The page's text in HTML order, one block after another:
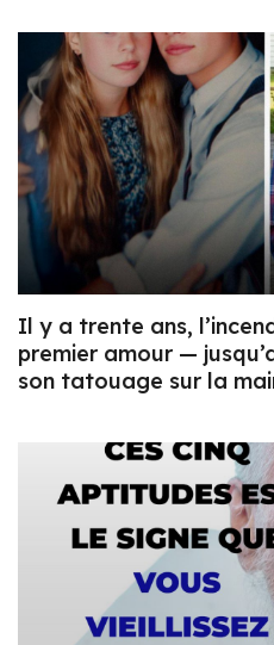
Il y a trente ans,
premier amour —
son tatouage sur la